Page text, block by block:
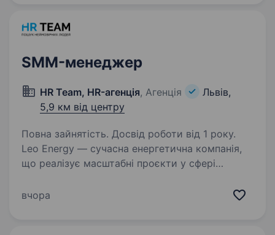
SMM-менеджер
HR Team, HR-агенція, Агенція
Львів,
5,9 км від центру
Повна зайнятість. Досвід роботи від 1 року.
Leo Energy — сучасна енергетична компанія,
що реалізує масштабні проєкти у сфері
та електротехнічних рішень. Ми працюємо
вчора